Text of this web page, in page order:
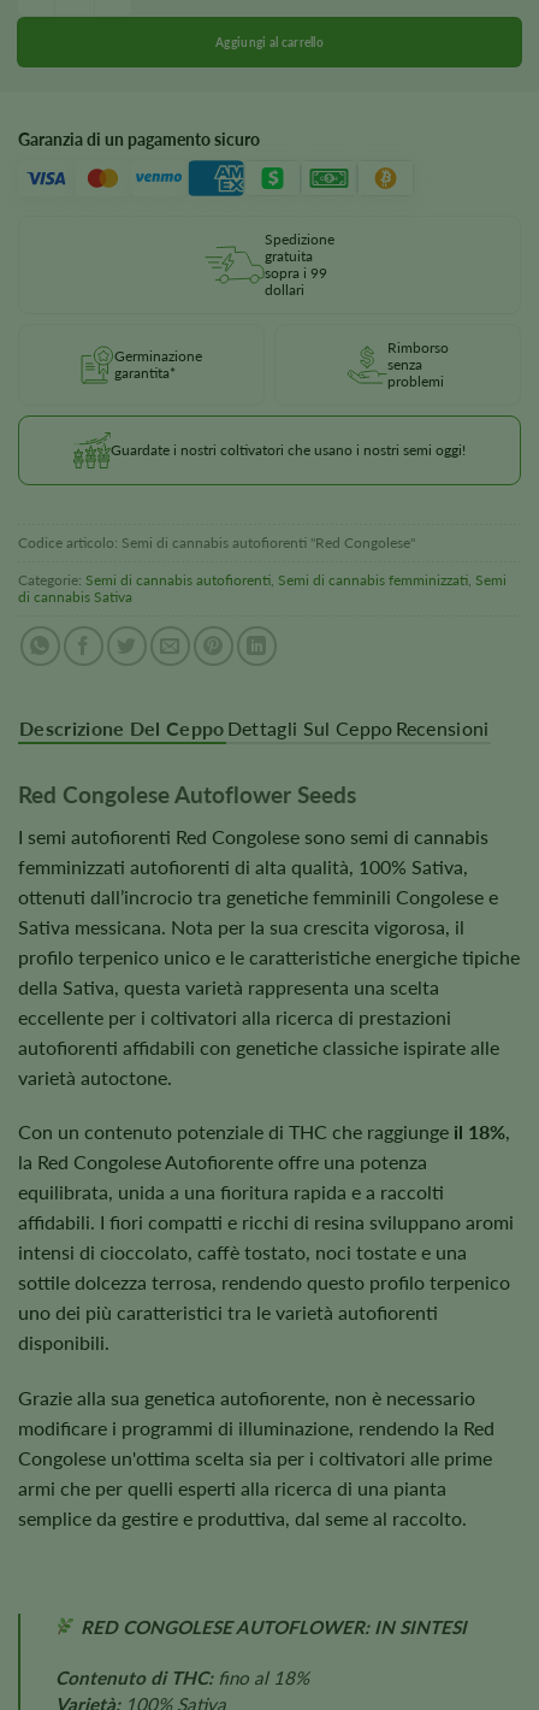
Garanzia di un pagamento sicuro
Spedizione
gratuita
sopra i 99
dollari
Germinazione
garantita*
Rimborso
senza
problemi
Guardate i nostri coltivatori che usano i nostri semi oggi!
Codice articolo: Semi di cannabis autofiorenti "Red Congolese"
Categorie: Semi di cannabis autofiorenti Semi di cannabis femminizzati Semi
di cannabis Sativa
Descrizione Del Ceppo Dettagli Sul Ceppo Recensioni
Red Congolese Autoflower Seeds
I semi autofiorenti Red Congolese sono semi di cannabis
femminizzati autofiorenti di alta qualità, 100% Sativa,
ottenuti dall’incrocio tra genetiche femminili Congolese e
Sativa messicana. Nota per la sua crescita vigorosa, il
profilo terpenico unico e le caratteristiche energiche tipiche
della Sativa, questa varietà rappresenta una scelta
eccellente per i coltivatori alla ricerca di prestazioni
autofiorenti affidabili con genetiche classiche ispirate alle
varietà autoctone.
Con un contenuto potenziale di THC che raggiunge il 18%,
la Red Congolese Autofiorente offre una potenza
equilibrata, unida a una fioritura rapida e a raccolti
affidabili. I fiori compatti e ricchi di resina sviluppano aromi
intensi di cioccolato, caffè tostato, noci tostate e una
sottile dolcezza terrosa, rendendo questo profilo terpenico
uno dei più caratteristici tra le varietà autofiorenti
disponibili.
Grazie alla sua genetica autofiorente, non è necessario
modificare i programmi di illuminazione, rendendo la Red
Congolese un'ottima scelta sia per i coltivatori alle prime
armi che per quelli esperti alla ricerca di una pianta
semplice da gestire e produttiva, dal seme al raccolto.
RED CONGOLESE AUTOFLOWER: IN SINTESI
Contenuto di THC:fino al 18%
Varietà:100% Sativa